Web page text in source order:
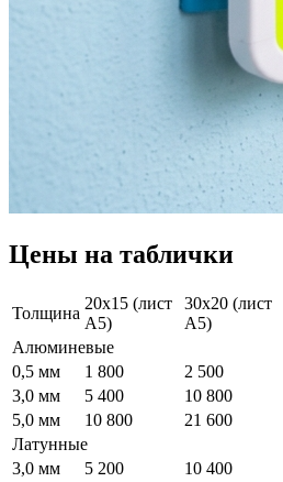
Цены на таблички
Толщина
20х15 (лист
А5)
30х20 (лист
А5)
Алюминевые
0,5 мм
1 800 2 500
3,0 мм
5 400 10 800
5,0 мм
10 800 21 600
Латунные
3,0 мм
5 200 10 400